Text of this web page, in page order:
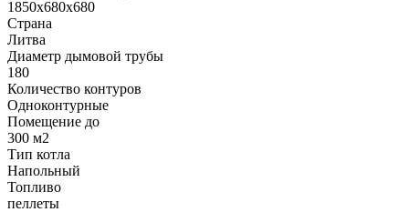
1850x680x680
Страна
Литва
Диаметр дымовой трубы
180
Количество контуров
Одноконтурные
Помещение до
300 м2
Тип котла
Напольный
Топливо
пеллеты